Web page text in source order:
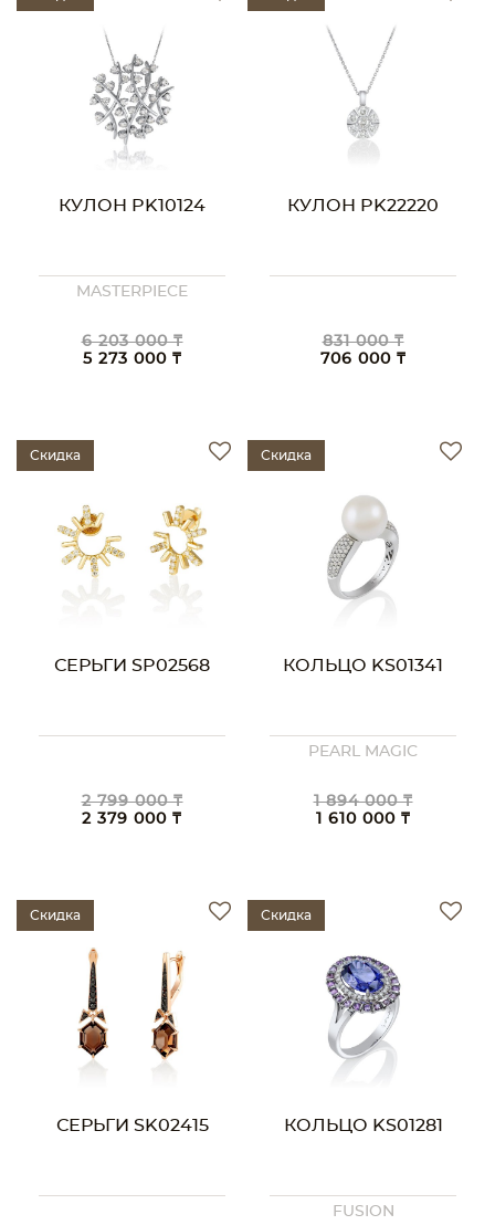
КУЛОН PK10124
MASTERPIECE
6 203 000 ₸
5 273 000 ₸
КУЛОН PK22220
831 000 ₸
706 000 ₸
Скидка
СЕРЬГИ SP02568
2 799 000 ₸
2 379 000 ₸
Скидка
КОЛЬЦО KS01341
PEARL MAGIC
1 894 000 ₸
1 610 000 ₸
Скидка
СЕРЬГИ SK02415
Скидка
КОЛЬЦО KS01281
FUSION